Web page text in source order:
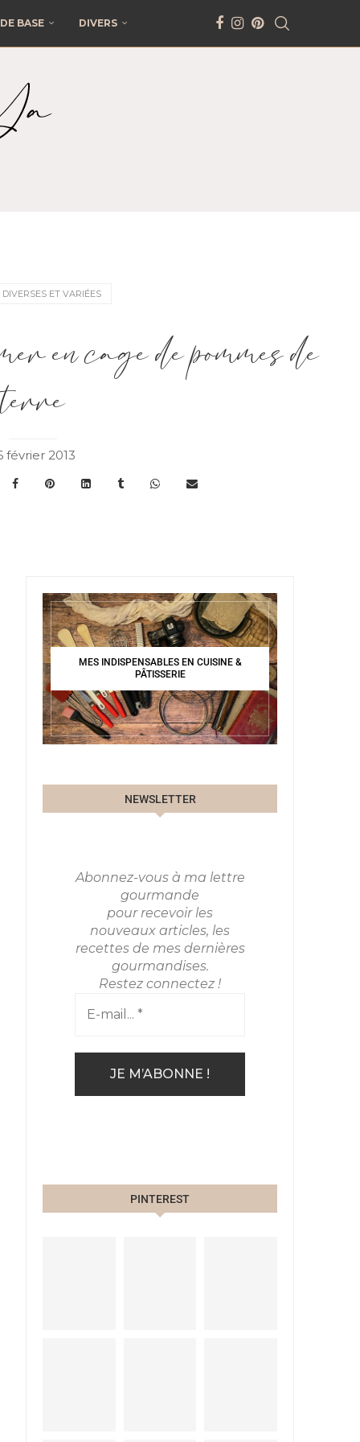
BASE DIVERS
DIVERSES ET VARIÉES
en cage de pommes de
terre
février 2013
MES INDISPENSABLES EN CUISINE &
PÂTISSERIE
NEWSLETTER
Abonnez-vous à ma lettre
gourmande
pour recevoir les
nouveaux articles, les
recettes de mes dernières
gourmandises.
Restez connectez !
PINTEREST